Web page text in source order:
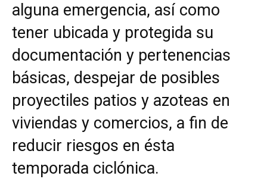
alguna emergencia, así como
tener ubicada y protegida su
documentación y pertenencias
básicas, despejar de posibles
proyectiles patios y azoteas en
viviendas y comercios, a fin de
reducir riesgos en ésta
temporada ciclónica.